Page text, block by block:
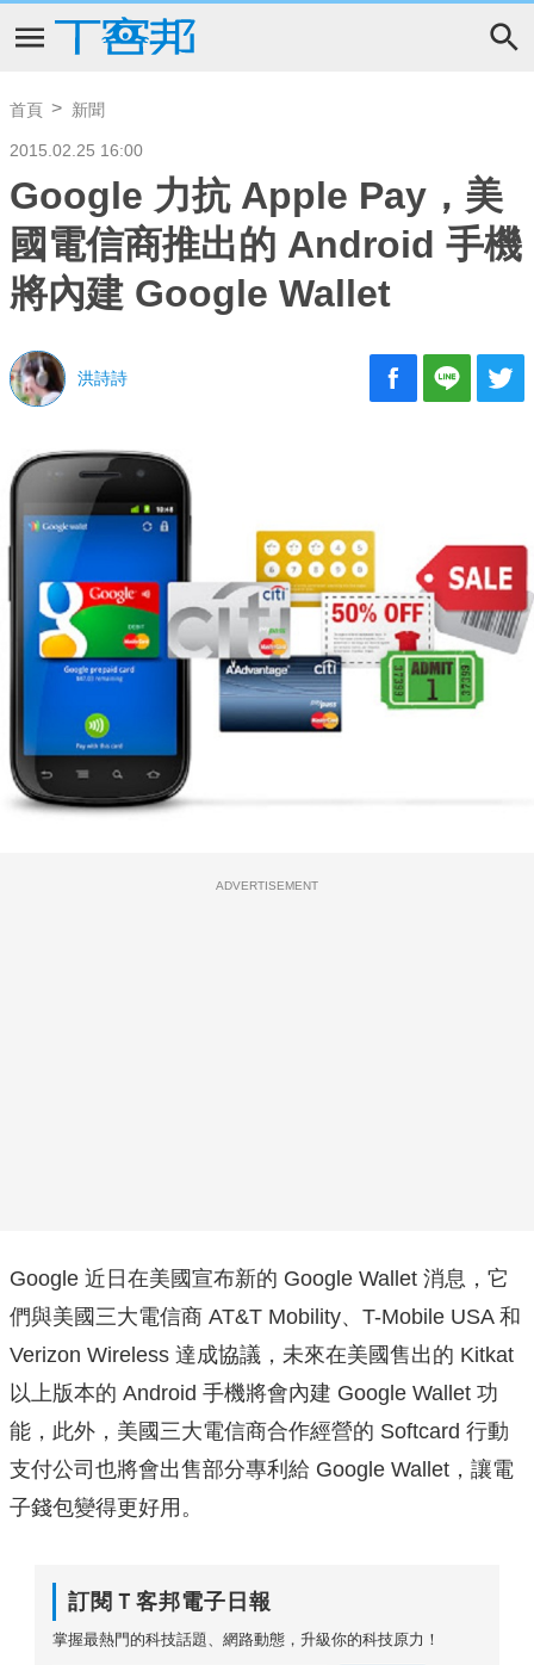
首頁 新聞
2015.02.25 16:00
Google 力抗 Apple Pay，美
國電信商推出的 Android 手機
將內建 Google Wallet
洪詩詩
ADVERTISEMENT
Google 近日在美國宣布新的 Google Wallet 消息，它
們與美國三大電信商 AT&T Mobility、T-Mobile USA 和
Verizon Wireless 達成協議，未來在美國售出的 Kitkat
以上版本的 Android 手機將會內建 Google Wallet 功
能，此外，美國三大電信商合作經營的 Softcard 行動
支付公司也將會出售部分專利給 Google Wallet，讓電
子錢包變得更好用。
訂閱Ｔ客邦電子日報
掌握最熱門的科技話題、網路動態，升級你的科技原力！